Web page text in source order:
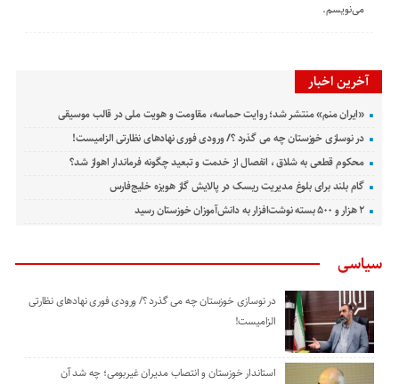
می‌نویسم.
آخرین اخبار
«ایران منم» منتشر شد؛ روایت حماسه، مقاومت و هویت ملی در قالب موسیقی
در نوسازی خوزستان چه می گذرد ؟/ ورودی فوری نهادهای نظارتی الزامیست!
محکوم قطعی به شلاق ، انفصال از خدمت و تبعید چگونه فرماندار اهواز شد؟
گام بلند برای بلوغ مدیریت ریسک در پالایش گاز هویزه خلیج‌فارس
۲ هزار و ۵۰۰ بسته نوشت‌افزار به دانش‌آموزان خوزستان رسید
سیاسی
در نوسازی خوزستان چه می گذرد ؟/ ورودی فوری نهادهای نظارتی
الزامیست!
استاندار خوزستان و انتصاب مدیران غیربومی؛ چه شد آن